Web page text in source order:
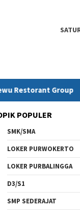
Group
POPULER
SMK/SMA
LOKER PURWOKERTO
LOKER PURBALINGGA
D3/S1
SMP SEDERAJAT